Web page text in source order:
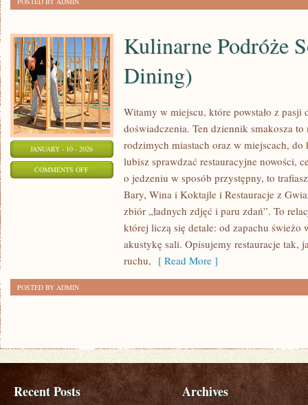
JANUARY - 10 - 2026
COMMENTS OFFON
Kulinarne Podróże
Dining)
Witamy w miejscu, które powstało z pasji
doświadczenia. Ten dziennik smakosza
rodzimych miastach oraz w miejscach,
lubisz sprawdzać restauracyjne nowości,
o jedzeniu w sposób przystępny, to
Bary, Wina i Koktajle i Restauracje z
zbiór „ładnych zdjęć i paru zdań”. To
której liczą się detale: od zapachu świeżo
akustykę sali. Opisujemy restauracje tak,
ruchu, [ Read More ]
POSTED BY ADMIN
Recent Posts Archives